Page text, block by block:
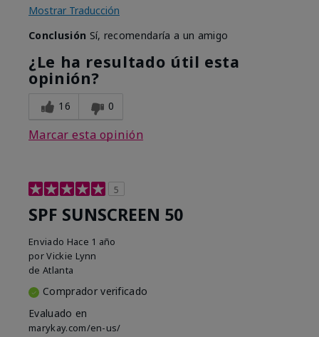
Mostrar Traducción
Conclusión Sí, recomendaría a un amigo
¿Le ha resultado útil esta
opinión?
16 0
Marcar esta opinión
5
SPF SUNSCREEN 50
Enviado Hace 1 año
porVickie Lynn
de Atlanta
Comprador verificado
Evaluado en
marykay.com/en-us/